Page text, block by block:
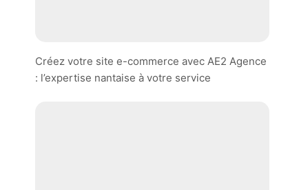
Créez votre site e-commerce avec AE2 Agence
: l’expertise nantaise à votre service